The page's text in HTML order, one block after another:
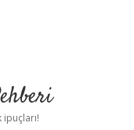
ipuçları!